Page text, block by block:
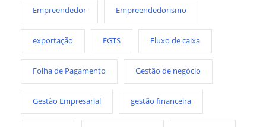
Empreendedor Empreendedorismo
exportação FGTS Fluxo de caixa
Folha de Pagamento Gestão de negócio
Gestão Empresarial gestão financeira